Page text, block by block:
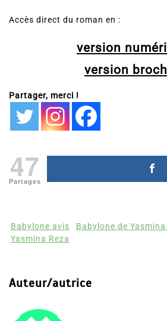
Accès direct du roman en :
version
version
Partager, merci !
47
Partages
Babylone avis
Babylone de Yasmina
Yasmina Reza
Auteur/autrice